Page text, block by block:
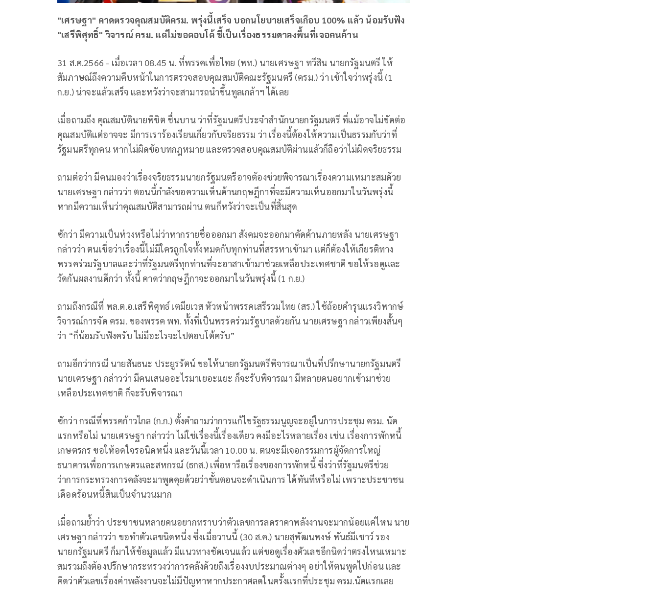
"เศรษฐา" คาดตรวจคุณสมบัติครม. พรุ่งนี้เสร็จ บอกนโยบายเสร็จเกือบ 100% แล้ว น้อมรับฟัง
"เสรีพิศุทธิ์" วิจารณ์ ครม. แต่ไม่ขอตอบโต้ ชี้เป็นเรื่องธรรมดาลงพื้นที่เจอคนค้าน
31 ส.ค.2566 - เมื่อเวลา 08.45 น. ที่พรรคเพื่อไทย (พท.) นายเศรษฐา ทวีสิน นายกรัฐมนตรี ให้
สัมภาษณ์ถึงความคืบหน้าในการตรวจสอบคุณสมบัติคณะรัฐมนตรี (ครม.) ว่า เข้าใจว่าพรุ่งนี้ (1
ก.ย.) น่าจะแล้วเสร็จ และหวังว่าจะสามารถนำขึ้นทูลเกล้าฯ ได้เลย
เมื่อถามถึง คุณสมบัตินายพิชิต ชื่นบาน ว่าที่รัฐมนตรีประจำสำนักนายกรัฐมนตรี ที่แม้อาจไม่ขัดต่อ
คุณสมบัติแต่อาจจะ มีการเราร้องเรียนเกี่ยวกับจริยธรรม ว่า เรื่องนี้ต้องให้ความเป็นธรรมกับว่าที่
รัฐมนตรีทุกคน หากไม่ผิดข้อบทกฎหมาย และตรวจสอบคุณสมบัติผ่านแล้วก็ถือว่าไม่ผิดจริยธรรม
ถามต่อว่า มีคนมองว่าเรื่องจริยธรรมนายกรัฐมนตรีอาจต้องช่วยพิจารณาเรื่องความเหมาะสมด้วย
นายเศรษฐา กล่าวว่า ตอนนี้กำลังขอความเห็นด้านกฤษฎีกาที่จะมีความเห็นออกมาในวันพรุ่งนี้
หากมีความเห็นว่าคุณสมบัติสามารถผ่าน ตนก็หวังว่าจะเป็นที่สิ้นสุด
ซักว่า มีความเป็นห่วงหรือไม่ว่าหากรายชื่อออกมา สังคมจะออกมาคัดค้านภายหลัง นายเศรษฐา
กล่าวว่า ตนเชื่อว่าเรื่องนี้ไม่มีใครถูกใจทั้งหมดกับทุกท่านที่สรรหาเข้ามา แต่ก็ต้องให้เกียรติทาง
พรรคร่วมรัฐบาลและว่าที่รัฐมนตรีทุกท่านที่จะอาสาเข้ามาช่วยเหลือประเทศชาติ ขอให้รอดูและ
วัดกันผลงานดีกว่า ทั้งนี้ คาดว่ากฤษฎีกาจะออกมาในวันพรุ่งนี้ (1 ก.ย.)
ถามถึงกรณีที่ พล.ต.อ.เสรีพิศุทธ์ เตมียเวส หัวหน้าพรรคเสรีรวมไทย (สร.) ใช้ถ้อยคำรุนแรงวิพากษ์
วิจารณ์การจัด ครม. ของพรรค พท. ทั้งที่เป็นพรรคร่วมรัฐบาลด้วยกัน นายเศรษฐา กล่าวเพียงสั้นๆ
ว่า “ก็น้อมรับฟังครับ ไม่มีอะไรจะไปตอบโต้ครับ”
ถามอีกว่ากรณี นายสันธนะ ประยูรรัตน์ ขอให้นายกรัฐมนตรีพิจารณาเป็นที่ปรึกษานายกรัฐมนตรี
นายเศรษฐา กล่าวว่า มีคนเสนออะไรมาเยอะแยะ ก็จะรับพิจารณา มีหลายคนอยากเข้ามาช่วย
เหลือประเทศชาติ ก็จะรับพิจารณา
ซักว่า กรณีที่พรรคก้าวไกล (ก.ก.) ตั้งคำถามว่าการแก้ไขรัฐธรรมนูญจะอยู่ในการประชุม ครม. นัด
แรกหรือไม่ นายเศรษฐา กล่าวว่า ไม่ใช่เรื่องนี้เรื่องเดียว คงมีอะไรหลายเรื่อง เช่น เรื่องการพักหนี้
เกษตรกร ขอให้อดใจรอนิดหนึ่ง และวันนี้เวลา 10.00 น. ตนจะมีเจอกรรมการผู้จัดการใหญ่
ธนาคารเพื่อการเกษตรและสหกรณ์ (ธกส.) เพื่อหารือเรื่องของการพักหนี้ ซึ่งว่าที่รัฐมนตรีช่วย
ว่าการกระทรวงการคลังจะมาพูดคุยด้วยว่าขั้นตอนจะดำเนินการ ได้ทันทีหรือไม่ เพราะประชาชน
เดือดร้อนหนี้สินเป็นจำนวนมาก
เมื่อถามย้ำว่า ประชาชนหลายคนอยากทราบว่าตัวเลขการลดราคาพลังงานจะมากน้อยแค่ไหน นาย
เศรษฐา กล่าวว่า ขอทำตัวเลขนิดหนึ่ง ซึ่งเมื่อวานนี้ (30 ส.ค.) นายสุพัฒนพงษ์ พันธ์มีเชาว์ รอง
นายกรัฐมนตรี ก็มาให้ข้อมูลแล้ว มีแนวทางชัดเจนแล้ว แต่ขอดูเรื่องตัวเลขอีกนิดว่าตรงไหนเหมาะ
สมรวมถึงต้องปรึกษากระทรวงว่าการคลังด้วยถึงเรื่องงบประมาณต่างๆ อย่าให้ตนพูดไปก่อน และ
คิดว่าตัวเลขเรื่องค่าพลังงานจะไม่มีปัญหาหากประกาศลดในครั้งแรกที่ประชุม ครม.นัดแรกเลย